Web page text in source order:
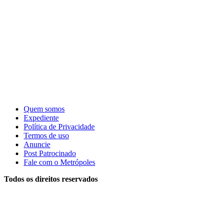
Quem somos
Expediente
Política de Privacidade
Termos de uso
Anuncie
Post Patrocinado
Fale com o Metrópoles
Todos os direitos reservados